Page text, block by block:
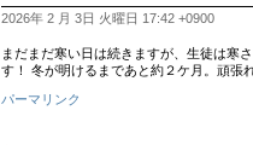
2026年 2 月 3日 火曜日 17:42 +0900
まだまだ寒い日は続きますが、生徒は寒
す！ 冬が明けるまであと約２ケ月。頑張
パーマリンク